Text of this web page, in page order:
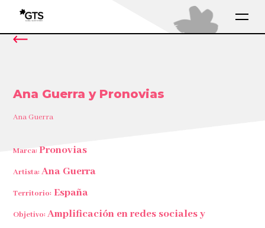
Ana Guerra y Pronovias
Ana Guerra
Marca:Pronovias
Artista:Ana Guerra
Territorio: España
Objetivo:Amplificación en redes sociales y